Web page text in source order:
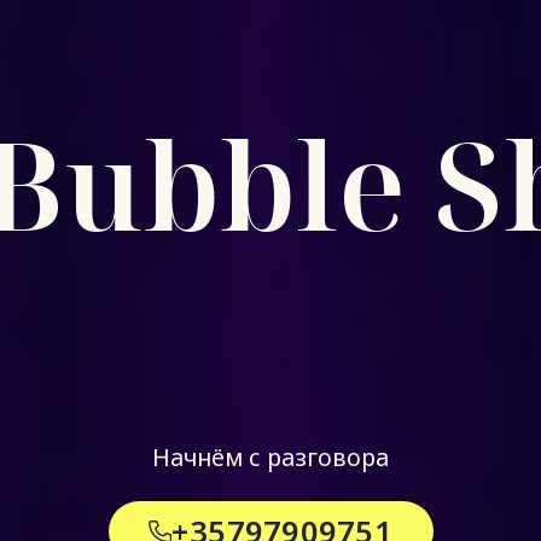
Начнём с разговора
+35797909751